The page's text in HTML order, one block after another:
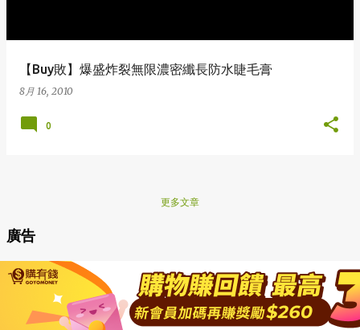
【Buy敗】爆盛炸裂無限濃密纖長防水睫毛膏
8月 16, 2010
0
更多文章
廣告